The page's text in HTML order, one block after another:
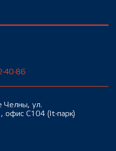
40-86
Челны, ул.
офис С104 (It-парк)